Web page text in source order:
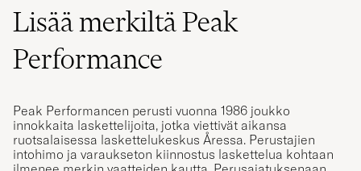
Lisää merkiltä Peak
Performance
Peak Performancen perusti vuonna 1986 joukko
innokkaita laskettelijoita, jotka viettivät aikansa
ruotsalaisessa laskettelukeskus Åressa. Perustajien
intohimo ja varaukseton kiinnostus laskettelua kohtaan